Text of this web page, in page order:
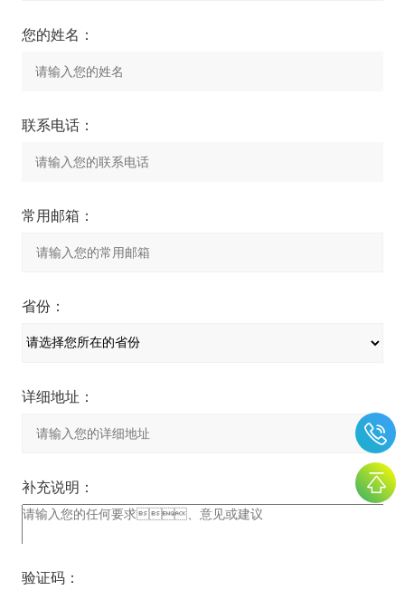
您的姓名：
联系电话：
常用邮箱：
省份：
详细地址：
补充说明：
验证码：